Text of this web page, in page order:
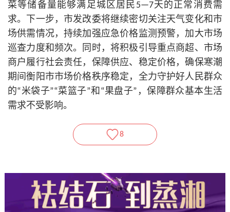
菜等储备量能够满足城区居民5—7天的正常消费需
求。下一步，市发改委将继续密切关注天气变化和市
场供需情况，持续加强应急价格监测预警，加大市场
巡查力度和频次。同时，将积极引导重点商超、市场
商户履行社会责任，保障供应、稳定价格，确保寒潮
期间衡阳市市场价格秩序稳定，全力守护好人民群众
的“米袋子”“菜篮子”和“果盘子”，保障群众基本生活
需求不受影响。
8